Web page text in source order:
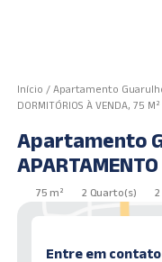
Início /Apartamento
DORMITÓRIOS À VENDA, 75
Apartamento
VENDA, 75 m²
75 m² 2 Quarto(s)
Entre em